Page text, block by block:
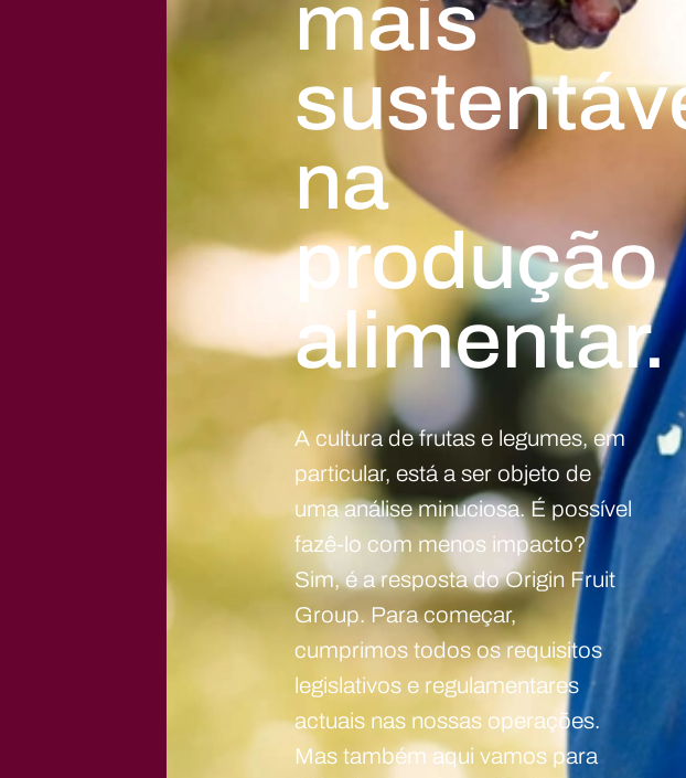
mais
na
produção
alimentar.
A cultura de frutas e legumes, em
particular, está a ser objeto de
uma análise minuciosa. É possível
fazê-lo com menos impacto?
Sim, é a resposta do Origin Fruit
Group. Para começar,
cumprimos todos os requisitos
legislativos e regulamentares
actuais nas nossas operações.
Mas também aqui vamos para